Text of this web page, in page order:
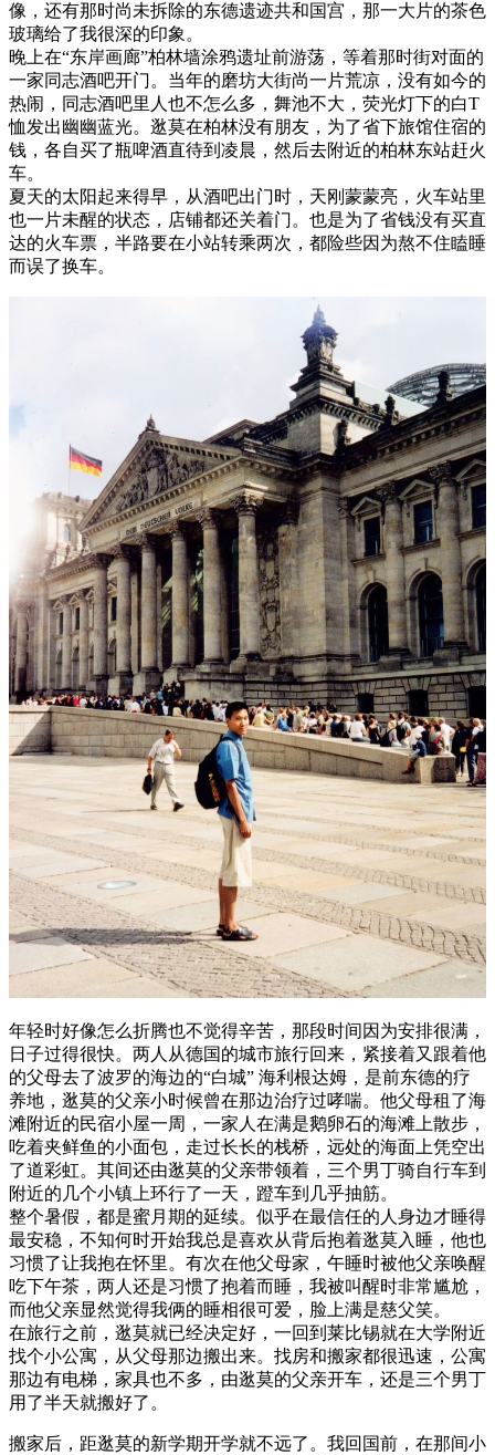
像，还有那时尚未拆除的东德遗迹共和国宫，那一大片的茶色
玻璃给了我很深的印象。
晚上在“东岸画廊”柏林墙涂鸦遗址前游荡，等着那时街对面的
一家同志酒吧开门。当年的磨坊大街尚一片荒凉，没有如今的
热闹，同志酒吧里人也不怎么多，舞池不大，荧光灯下的白T
恤发出幽幽蓝光。逖莫在柏林没有朋友，为了省下旅馆住宿的
钱，各自买了瓶啤酒直待到凌晨，然后去附近的柏林东站赶火
车。
夏天的太阳起来得早，从酒吧出门时，天刚蒙蒙亮，火车站里
也一片未醒的状态，店铺都还关着门。也是为了省钱没有买直
达的火车票，半路要在小站转乘两次，都险些因为熬不住瞌睡
而误了换车。
年轻时好像怎么折腾也不觉得辛苦，那段时间因为安排很满，
日子过得很快。两人从德国的城市旅行回来，紧接着又跟着他
的父母去了波罗的海边的“白城” 海利根达姆，是前东德的疗
养地，逖莫的父亲小时候曾在那边治疗过哮喘。他父母租了海
滩附近的民宿小屋一周，一家人在满是鹅卵石的海滩上散步，
吃着夹鲜鱼的小面包，走过长长的栈桥，远处的海面上凭空出
了道彩虹。其间还由逖莫的父亲带领着，三个男丁骑自行车到
附近的几个小镇上环行了一天，蹬车到几乎抽筋。
整个暑假，都是蜜月期的延续。似乎在最信任的人身边才睡得
最安稳，不知何时开始我总是喜欢从背后抱着逖莫入睡，他也
习惯了让我抱在怀里。有次在他父母家，午睡时被他父亲唤醒
吃下午茶，两人还是习惯了抱着而睡，我被叫醒时非常尴尬，
而他父亲显然觉得我俩的睡相很可爱，脸上满是慈父笑。
在旅行之前，逖莫就已经决定好，一回到莱比锡就在大学附近
找个小公寓，从父母那边搬出来。找房和搬家都很迅速，公寓
那边有电梯，家具也不多，由逖莫的父亲开车，还是三个男丁
用了半天就搬好了。
搬家后，距逖莫的新学期开学就不远了。我回国前，在那间小